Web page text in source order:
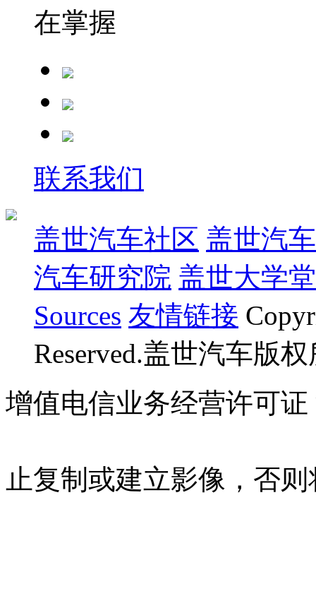
在掌握
联系我们
盖世汽车社区 盖世汽
汽车研究院 盖世大学堂
Sources 友情链接
Reserved.盖世汽车版
增值电信业务经营许可证
止复制或建立影像，否